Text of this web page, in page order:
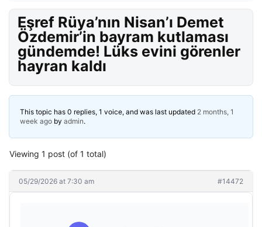
Eşref Rüya’nın Nisan’ı Demet
Özdemir’in bayram kutlaması
gündemde! Lüks evini görenler
hayran kaldı
This topic has 0 replies, 1 voice, and was last updated 2 months, 1
week ago by admin.
Viewing 1 post (of 1 total)
05/29/2026 at 7:30 am #14472